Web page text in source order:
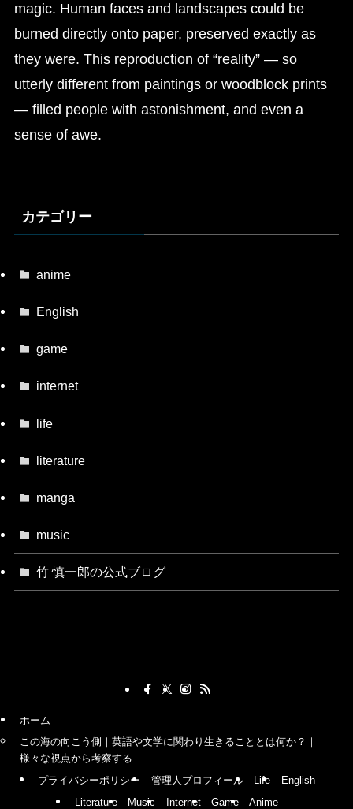
magic. Human faces and landscapes could be
burned directly onto paper, preserved exactly as
they were. This reproduction of “reality” — so
utterly different from paintings or woodblock prints
— filled people with astonishment, and even a
sense of awe.
カテゴリー
anime
English
game
internet
life
literature
manga
music
竹 慎一郎の公式ブログ
ホーム
この海の向こう側｜英語や文学に関わり生きることとは何か？｜
様々な視点から考察する
プライバシーポリシー
管理人プロフィール Life
English
Literature
Music Internet Game Anime